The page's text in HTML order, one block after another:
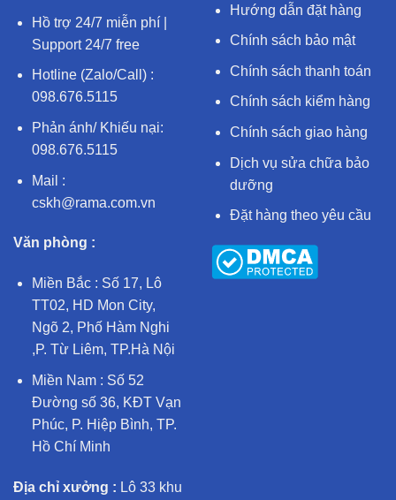
Hồ trợ 24/7 miễn phí |
Support 24/7 free
Hotline (Zalo/Call) :
098.676.5115
Phản ánh/ Khiếu nại:
098.676.5115
Mail :
cskh@rama.com.vn
Văn phòng :
Miền Bắc : Số 17, Lô
TT02, HD Mon City,
Ngõ 2, Phố Hàm Nghi
,P. Từ Liêm, TP.Hà Nội
Miền Nam : Số 52
Đường số 36, KĐT Vạn
Phúc, P. Hiệp Bình, TP.
Hồ Chí Minh
Địa chỉ xưởng : Lô 33 khu
Hướng dẫn đặt hàng
Chính sách bảo mật
Chính sách thanh toán
Chính sách kiểm hàng
Chính sách giao hàng
Dịch vụ sửa chữa bảo
dưỡng
Đặt hàng theo yêu cầu